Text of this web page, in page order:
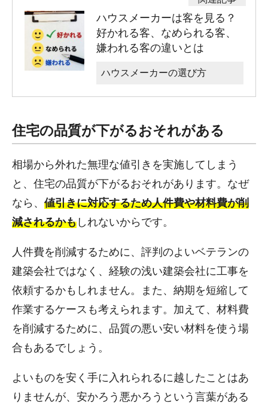
ハウスメーカーは客を見る？
好かれる客、なめられる客、
嫌われる客の違いとは
ハウスメーカーの選び方
住宅の品質が下がるおそれがある
相場から外れた無理な値引きを実施してしまう
と、住宅の品質が下がるおそれがあります。なぜ
なら、 値引きに対応するため人件費や材料費が削
減されるかも しれないからです。
人件費を削減するために、評判のよいベテランの
建築会社ではなく、経験の浅い建築会社に工事を
依頼するかもしれません。また、納期を短縮して
作業するケースも考えられます。加えて、材料費
を削減するために、品質の悪い安い材料を使う場
合もあるでしょう。
よいものを安く手に入れられるに越したことはあ
りませんが、安かろう悪かろうという言葉がある